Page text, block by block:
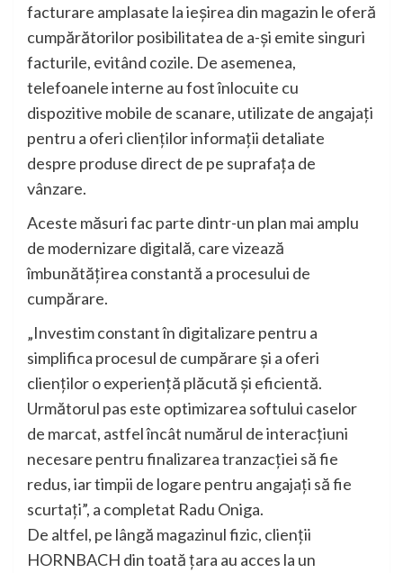
facturare amplasate la ieșirea din magazin le oferă
cumpărătorilor posibilitatea de a-și emite singuri
facturile, evitând cozile. De asemenea,
telefoanele interne au fost înlocuite cu
dispozitive mobile de scanare, utilizate de angajați
pentru a oferi clienților informații detaliate
despre produse direct de pe suprafața de
vânzare.
Aceste măsuri fac parte dintr-un plan mai amplu
de modernizare digitală, care vizează
îmbunătățirea constantă a procesului de
cumpărare.
„Investim constant în digitalizare pentru a
simplifica procesul de cumpărare și a oferi
clienților o experiență plăcută și eficientă.
Următorul pas este optimizarea softului caselor
de marcat, astfel încât numărul de interacțiuni
necesare pentru finalizarea tranzacției să fie
redus, iar timpii de logare pentru angajați să fie
scurtați”, a completat Radu Oniga.
De altfel, pe lângă magazinul fizic, clienții
HORNBACH din toată țara au acces la un